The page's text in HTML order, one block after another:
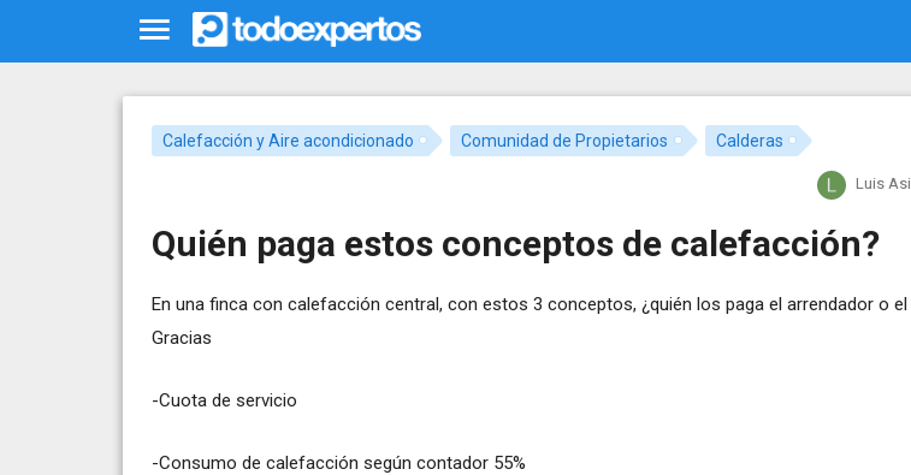
Calefacción y Aire acondicionado Comunidad de Propietarios Calderas
Luis
Quién paga estos conceptos de calefacción?
En una finca con calefacción central, con estos 3 conceptos, ¿quién los paga el arrendador o el
Gracias
-Cuota de servicio
-Consumo de calefacción según contador 55%